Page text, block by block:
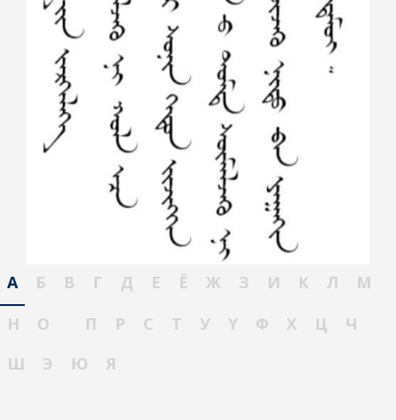
А Б В Г Д Е Ё Ж З И К Л
М
Н
О П Р С Т У Ү Ф Х Ц
Ч
Ш
Э Ю Я